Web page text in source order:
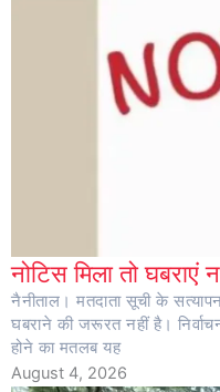
नोटिस मिला तो घबराएं
नैनीताल। मतदाता सूची के
घबराने की जरूरत नहीं है।
होने का मतलब यह
August 4, 2026